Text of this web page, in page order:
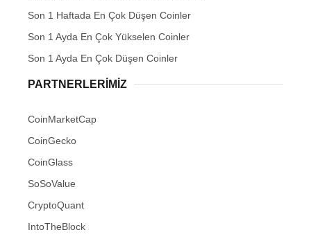
Son 1 Haftada En Çok Düşen Coinler
Son 1 Ayda En Çok Yükselen Coinler
Son 1 Ayda En Çok Düşen Coinler
PARTNERLERIMIZ
CoinMarketCap
CoinGecko
CoinGlass
SoSoValue
CryptoQuant
IntoTheBlock